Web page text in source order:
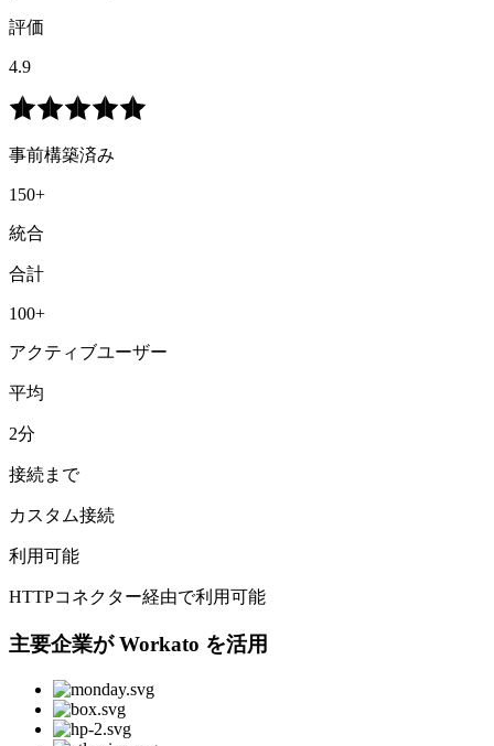
評価
4.9
事前構築済み
150+
統合
合計
100+
アクティブユーザー
平均
2分
接続まで
カスタム接続
利用可能
HTTPコネクター経由で利用可能
主要企業が Workato を活用